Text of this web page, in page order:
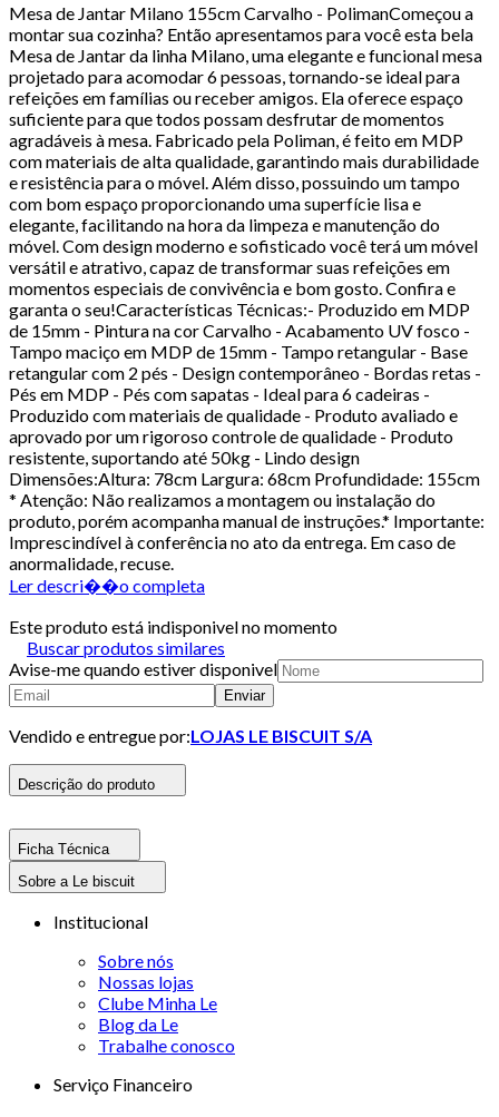
Mesa de Jantar Milano 155cm Carvalho - PolimanComeçou a
montar sua cozinha? Então apresentamos para você esta bela
Mesa de Jantar da linha Milano, uma elegante e funcional mesa
projetado para acomodar 6 pessoas, tornando-se ideal para
refeições em famílias ou receber amigos. Ela oferece espaço
suficiente para que todos possam desfrutar de momentos
agradáveis à mesa. Fabricado pela Poliman, é feito em MDP
com materiais de alta qualidade, garantindo mais durabilidade
e resistência para o móvel. Além disso, possuindo um tampo
com bom espaço proporcionando uma superfície lisa e
elegante, facilitando na hora da limpeza e manutenção do
móvel. Com design moderno e sofisticado você terá um móvel
versátil e atrativo, capaz de transformar suas refeições em
momentos especiais de convivência e bom gosto. Confira e
garanta o seu!Características Técnicas:- Produzido em MDP
de 15mm - Pintura na cor Carvalho - Acabamento UV fosco -
Tampo maciço em MDP de 15mm - Tampo retangular - Base
retangular com 2 pés - Design contemporâneo - Bordas retas -
Pés em MDP - Pés com sapatas - Ideal para 6 cadeiras -
Produzido com materiais de qualidade - Produto avaliado e
aprovado por um rigoroso controle de qualidade - Produto
resistente, suportando até 50kg - Lindo design
Dimensões:Altura: 78cm Largura: 68cm Profundidade: 155cm
* Atenção: Não realizamos a montagem ou instalação do
produto, porém acompanha manual de instruções.* Importante:
Imprescindível à conferência no ato da entrega. Em caso de
anormalidade, recuse.
Ler descri��o completa
Este produto está indisponivel no momento
Buscar produtos similares
Avise-me quando estiver disponivel
Enviar
Vendido e entregue por:LOJAS LE BISCUIT S/A
Descrição do produto
Ficha Técnica
Sobre a Le biscuit
Institucional
Sobre nós
Nossas lojas
Clube Minha Le
Blog da Le
Trabalhe conosco
Serviço Financeiro